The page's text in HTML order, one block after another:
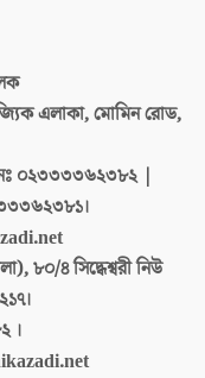
এলাকা, মোমিন রোড,
০২৩৩৩৩৬২৩৮২ |
৮০/৪ সিদ্ধেশ্বরী নিউ
।